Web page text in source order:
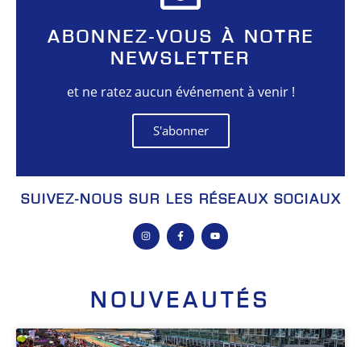
ABONNEZ-VOUS À NOTRE
NEWSLETTER
et ne ratez aucun événement à venir !
S'abonner
SUIVEZ-NOUS SUR LES RÉSEAUX SOCIAUX
NOUVEAUTÉS